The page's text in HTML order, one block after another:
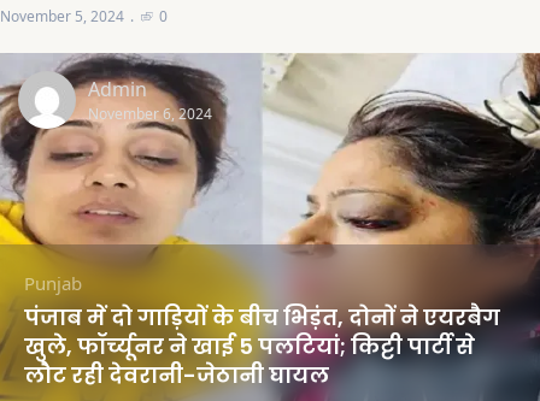
November 5, 2024 0
Admin
November 6, 2024
Punjab
पंजाब में दो गाड़ियों के बीच भिड़ंत, दोनों ने एयरबैग
खुले, फॉर्च्यूनर ने खाई 5 पलटियां; किट्टी पार्टी से
लौट रही देवरानी-जेठानी घायल